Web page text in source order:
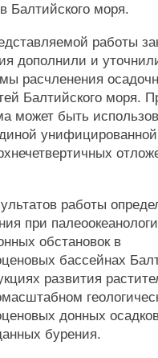
Балтийского моря.
работы
дополнили и
расчленения
Балтийского моря.
может быть
унифицированной
работы
при
обстановок в
бассейнах
развития
донных
бурения.